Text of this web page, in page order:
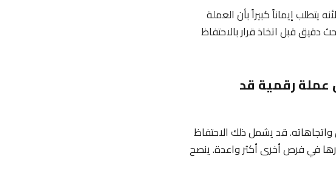
يتطلب إيماناً كبيراً بأن العملة
دقيق قبل اتخاذ قرار بالاحتفاظ
عملة رقمية قد
واتجاهاته. قد يشمل ذلك الاحتفاظ
في فرص أخرى أكثر واعدة. ينصح